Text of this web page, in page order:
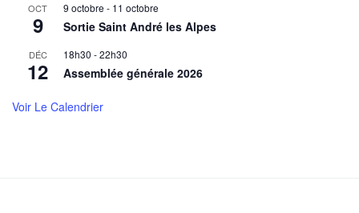
OCT
9
9 octobre - 11 octobre
Sortie Saint André les Alpes
DÉC
12
18h30 -22h30
Assemblée générale 2026
Voir Le Calendrier